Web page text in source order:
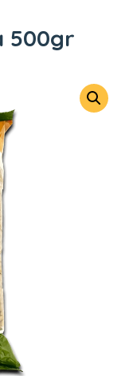
500gr